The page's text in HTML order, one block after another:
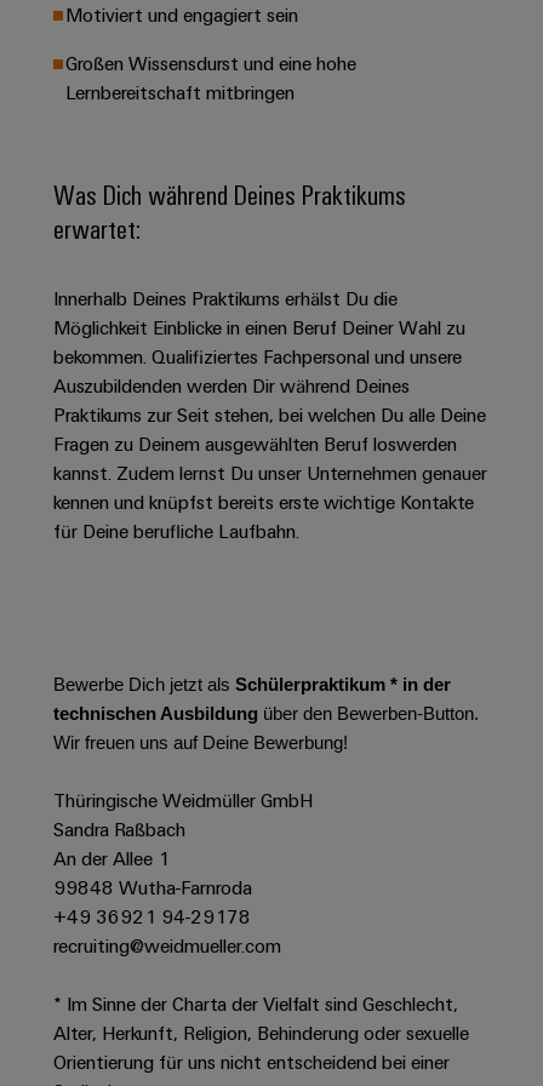
&
Sicherer
Betrieb
für
die
Prozessindustrie
Mehr
Ressourceneffizienz
durch
Sonnenenergie
Schaltschrankbau
Lösungen
für
Herausforderungen
im
digitale
Lösungen
für
klimafreundliche
im
Bahnverkehr
Schiffbau
Umfassende
Verbindungslösungen
für
die
Industrie
Wasseraufbereitung
Automation
Industrial
IoT
Security
Industrial
Platform
easyConnect
EZA-
Regler
Gerätehersteller
PCB
Connector
Services
Equipment
Manufacturer
(OEM)
Systeme
Industrial
Panels
Engineering-
Visualisierungstools
Energiemessung
und
Smart
Metering
Weidmüller
Industrial
&
Cloud-
Services
Industrial
Service
Platform
easyConnect
&
Zubehör
PSIRT
eShop
OCI-
EDI-
Schnittstelle
ALLE
SERVICES
Solution
finden
-
Systemintegratoren
Messen
&
Events
Globale
Messen
&
Events
Stellenbörse
Chancen in der
Entwicklung
Spannende
in unseren
Center in
Thüringen
Motiviert und engagiert sein
Großen Wissensdurst und eine hohe
Lernbereitschaft mitbringen
Was Dich während Deines Praktikums
erwartet:
Innerhalb Deines Praktikums erhälst Du die
Möglichkeit Einblicke in einen Beruf Deiner Wahl zu
bekommen. Qualifiziertes Fachpersonal und unsere
Auszubildenden werden Dir während Deines
Praktikums zur Seit stehen, bei welchen Du alle Deine
Fragen zu Deinem ausgewählten Beruf loswerden
kannst. Zudem lernst Du unser Unternehmen genauer
kennen und knüpfst bereits erste wichtige Kontakte
für Deine berufliche Laufbahn.
Bewerbe Dich jetzt alsSchülerpraktikum * in der
technischen Ausbildung über den Bewerben-Button.
Wir freuen uns auf Deine Bewerbung!
Thüringische Weidmüller GmbH
Sandra Raßbach
An der Allee 1
99848 Wutha-Farnroda
+49 36921 94-29178
recruiting@weidmueller.com
* Im Sinne der Charta der Vielfalt sind Geschlecht,
Alter, Herkunft, Religion, Behinderung oder sexuelle
Orientierung für uns nicht entscheidend bei einer